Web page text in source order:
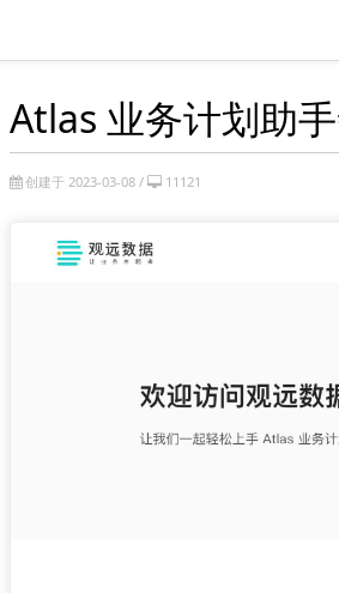
Atlas 业务计划助
创建于 2023-03-08 / 11121